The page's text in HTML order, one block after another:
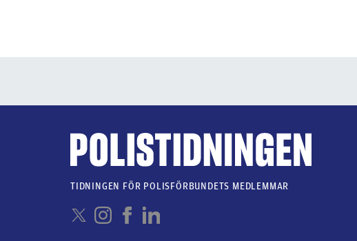
TIDNINGEN FÖR POLISFÖRBUNDETS MEDLEMMAR